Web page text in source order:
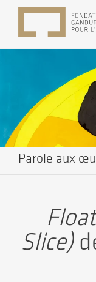
Parole aux
Slice)